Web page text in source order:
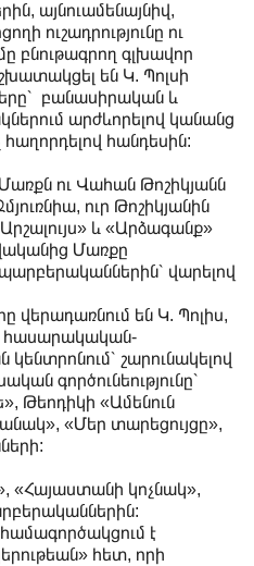
այնուամենայնիվ,
ուշադրությունը ու
բնութագրող գլխավոր
են Կ. Պոլսի
բանասիրական և
արժևորելով կանանց
հաղորդելով հանդեսին:
ու Վահան Թոշիկյանն
ուր Թոշիկյանին
և «Արձագանք»
Մառքը
վարելով
վերադառնում են Կ. Պոլիս,
հասարակական-
կենտրոնում՝ շարունակելով
գործունեությունը՝
Թեոդիկի «Ամենուն
«Մեր տարեցույցը»,
«Հայաստանի կոչնակ»,
է
հետ, որի